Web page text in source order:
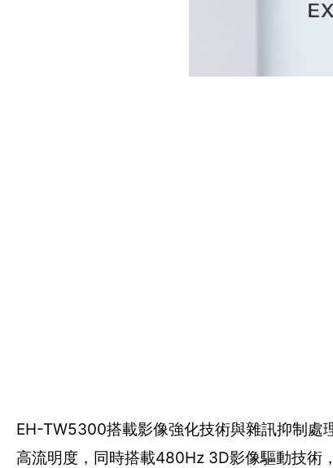
EH-TW5300搭載影像強化技術與雜訊抑制
高流明度，同時搭載480Hz 3D影像驅動技術